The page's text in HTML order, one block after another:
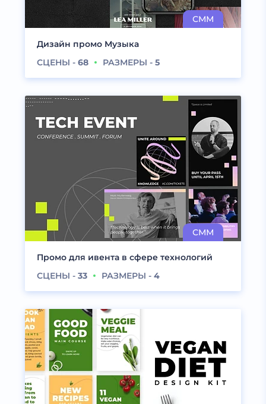
Дизайн промо Музыка
СЦЕНЫ - 68 РАЗМЕРЫ - 5
Промо для ивента в сфере технологий
СЦЕНЫ - 33 РАЗМЕРЫ - 4